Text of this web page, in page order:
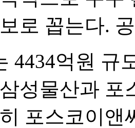
로 꼽는다.
4434억원 규
성물산과 포
포스코이앤